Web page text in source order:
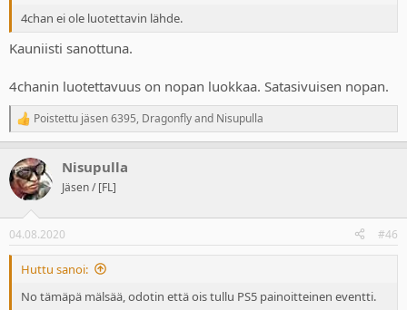
4chan ei ole luotettavin lähde.
Kauniisti sanottuna.
4chanin luotettavuus on nopan luokkaa. Satasivuisen nopan.
R
e
c
t
i
s
:
Poistettu jäsen 6395, Dragonflyand Nisupulla
Nisupulla
Jäsen / [FL]
04.08.2020 #46
Huttu sanoi:
No tämäpä mälsää, odotin että ois tullu PS5 painoitteinen eventti.